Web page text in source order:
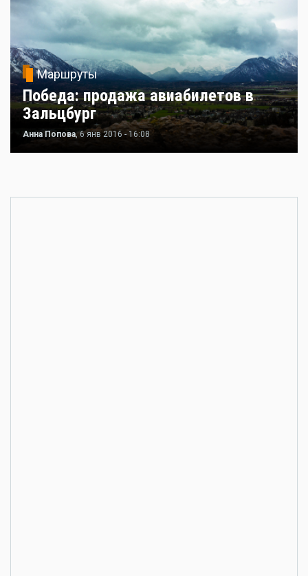
Маршруты
Победа: продажа авиабилетов в
Зальцбург
Анна Попова, 6 янв 2016 - 16:08